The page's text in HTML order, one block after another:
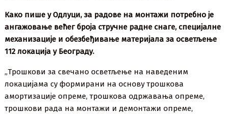
Како пише у Одлуци, за радове на монтажи потребно је
ангажовање већег броја стручне радне снаге, специјалне
механизације и обезбеђивање материјала за осветљење
112 локација у Београду.
„Трошкови за свечано осветљење на наведеним
локацијама су формирани на основу трошкова
амортизације опреме, трошкова одржавања опреме,
трошкови рада на монтажи и демонтажи опреме,